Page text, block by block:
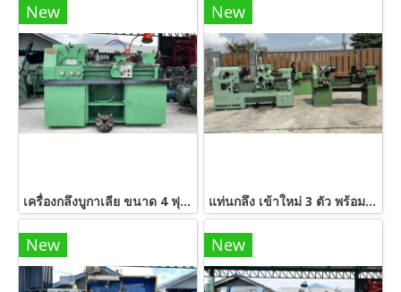
New
เครื่องกลึงบูกาเลีย ขนาด 4 ฟุต 2 เพลา / รูผ่าน 1.5” / มี 3 จับ และ 4 จับ 380V
New
แท่นกลึง เข้าใหม่ 3 ตัว พร้อมใช้งาน 4 ฟุต / ใต้หวัน 2 เพลา ไฟบ้าน 220V 6 ฟุต / ญี่ปุ่น KITAGAWA 3 เพลา 380V 8 ฟุต / ยุโรป NILES 3 เพลา 200V
New New